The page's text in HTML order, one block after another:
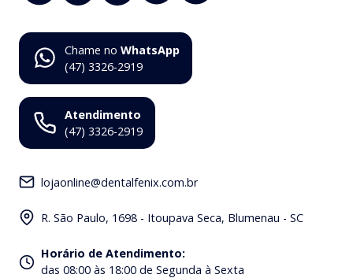
Chame no WhatsApp
(47) 3326-2919
Atendimento
(47) 3326-2919
lojaonline@dentalfenix.com.br
R. São Paulo, 1698 - Itoupava Seca, Blumenau - SC
Horário de Atendimento:
das 08:00 às 18:00 de Segunda à Sexta